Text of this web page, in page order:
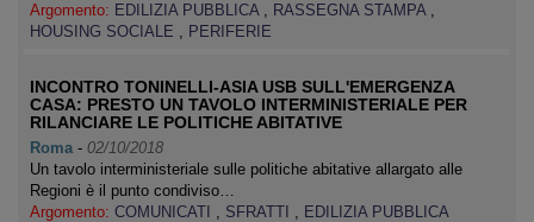
Argomento: EDILIZIA PUBBLICA , RASSEGNA STAMPA ,
HOUSING SOCIALE , PERIFERIE
INCONTRO TONINELLI-ASIA USB SULL'EMERGENZA
CASA: PRESTO UN TAVOLO INTERMINISTERIALE PER
RILANCIARE LE POLITICHE ABITATIVE
Roma - 02/10/2018
Un tavolo interministeriale sulle politiche abitative allargato alle
Regioni è il punto condiviso…
Argomento: COMUNICATI , SFRATTI , EDILIZIA PUBBLICA